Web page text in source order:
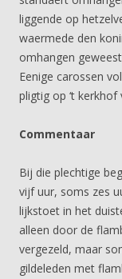
liggende op
waermede den
omhangen
Eenige carossen
pligtig op ‘t kerkhof
Commentaar
Bij die plechtige
vijf uur, soms zes
lijkstoet in het
alleen door de
vergezeld, maar
gildeleden met